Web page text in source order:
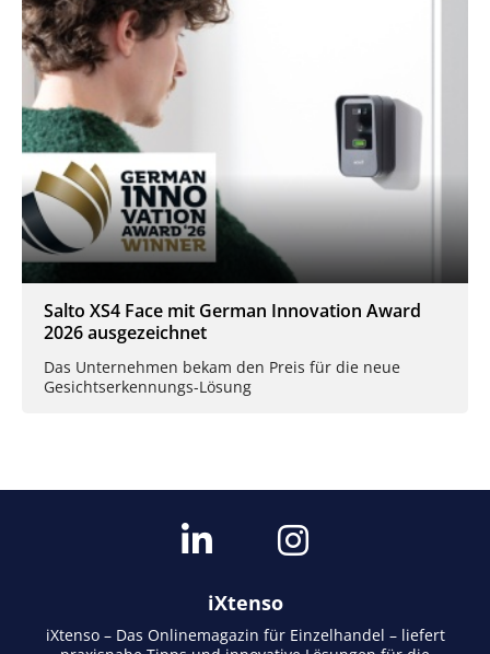
Salto XS4 Face mit German Innovation Award
2026 ausgezeichnet
Das Unternehmen bekam den Preis für die neue
Gesichtserkennungs-Lösung
iXtenso
iXtenso – Das Onlinemagazin für Einzelhandel – liefert